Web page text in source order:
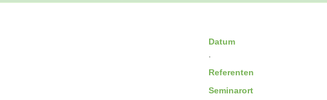
Datum
.
Referenten
Seminarort